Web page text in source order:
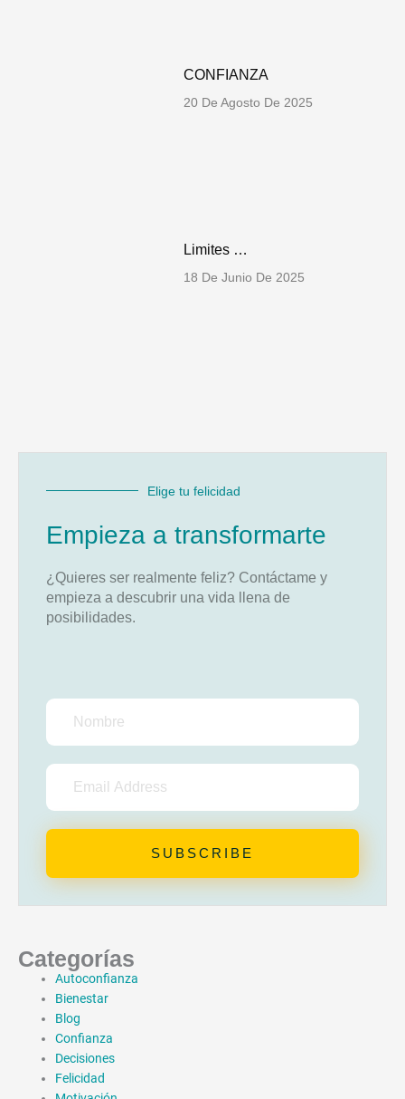
CONFIANZA
20 De Agosto De 2025
Limites …
18 De Junio De 2025
Elige tu felicidad
Empieza a transformarte
¿Quieres ser realmente feliz? Contáctame y
empieza a descubrir una vida llena de
posibilidades.
Nombre
Email
Address
SUBSCRIBE
Categorías
Autoconfianza
Bienestar
Blog
Confianza
Decisiones
Felicidad